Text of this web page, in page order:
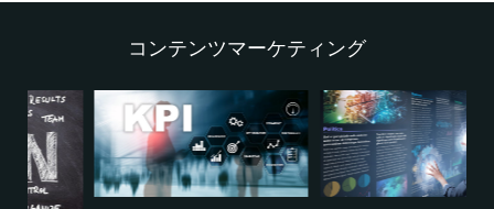
コンテンツマーケティング